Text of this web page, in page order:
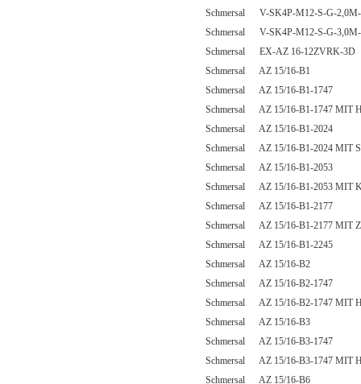
Schmersal V-SK4P-M12-S-G-
Schmersal V-SK4P-M12-S-G-
Schmersal EX-AZ 16-12ZVRK-3D
Schmersal AZ 15/16-B1
Schmersal AZ 15/16-B1-1747
Schmersal AZ 15/16-B1-1747 MIT
Schmersal AZ 15/16-B1-2024
Schmersal AZ 15/16-B1-2024 MIT
Schmersal AZ 15/16-B1-2053
Schmersal AZ 15/16-B1-2053 MIT
Schmersal AZ 15/16-B1-2177
Schmersal AZ 15/16-B1-2177 MIT
Schmersal AZ 15/16-B1-2245
Schmersal AZ 15/16-B2
Schmersal AZ 15/16-B2-1747
Schmersal AZ 15/16-B2-1747 MIT
Schmersal AZ 15/16-B3
Schmersal AZ 15/16-B3-1747
Schmersal AZ 15/16-B3-1747 MIT
Schmersal AZ 15/16-B6